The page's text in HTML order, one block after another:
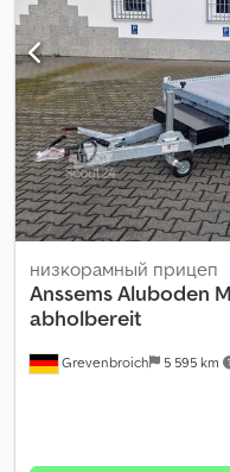
Grevenbroich 5 595 km
низкорамный прицеп
AnssemsAluboden
abholbereit